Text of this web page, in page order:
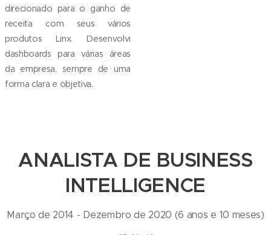
direcionado para o ganho de
receita com seus vários
produtos Linx. Desenvolvi
dashboards para várias áreas
da empresa, sempre de uma
forma clara e objetiva.
ANALISTA DE BUSINESS
INTELLIGENCE
Março de 2014 - Dezembro de 2020 (6 anos e 10 meses)